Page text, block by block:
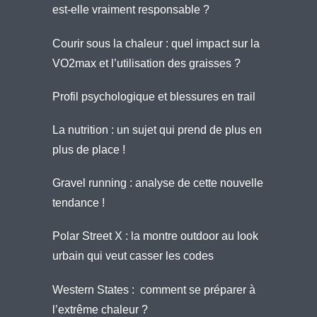
est-elle vraiment responsable ?
Courir sous la chaleur : quel impact sur la
VO2max et l’utilisation des graisses ?
Profil psychologique et blessures en trail
La nutrition : un sujet qui prend de plus en
plus de place !
Gravel running : analyse de cette nouvelle
tendance !
Polar Street X : la montre outdoor au look
urbain qui veut casser les codes
Western States : comment se préparer à
l’extrême chaleur ?